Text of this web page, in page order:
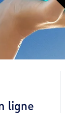
ligne